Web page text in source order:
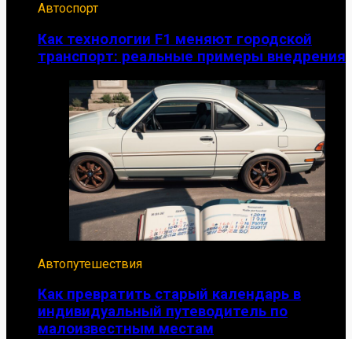
Автоспорт
Как технологии F1 меняют городской
транспорт: реальные примеры внедрения
Автопутешествия
Как превратить старый календарь в
индивидуальный путеводитель по
малоизвестным местам